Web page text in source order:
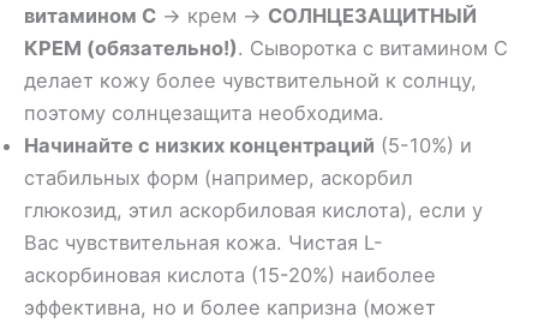
витамином С → крем → СОЛНЦЕЗАЩИТНЫЙ
КРЕМ (обязательно!). Сыворотка с витамином С
делает кожу более чувствительной к солнцу,
поэтому солнцезащита необходима.
Начинайте с низких концентраций (5-10%) и
стабильных форм (например, аскорбил
глюкозид, этил аскорбиловая кислота), если у
Вас чувствительная кожа. Чистая L-
аскорбиновая кислота (15-20%) наиболее
эффективна, но и более капризна (может